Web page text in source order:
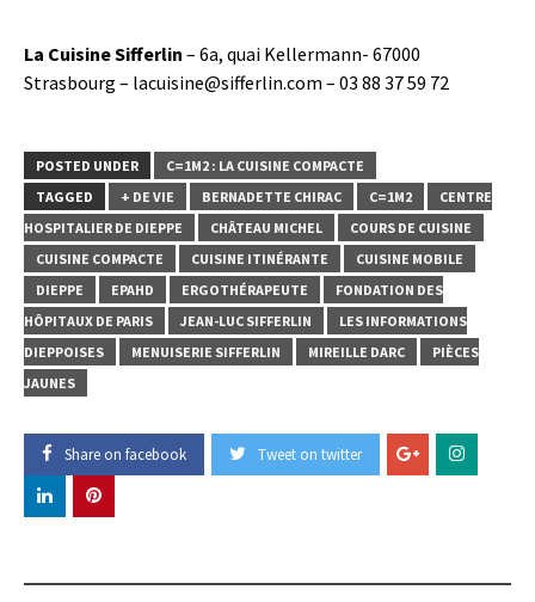
La Cuisine Sifferlin – 6a, quai Kellermann- 67000
Strasbourg – lacuisine@sifferlin.com – 03 88 37 59 72
POSTED UNDER
C=1M2 : LA CUISINE COMPACTE
TAGGED
+ DE VIE BERNADETTE CHIRAC C=1M2
CENTRE
HOSPITALIER DE DIEPPE
CHÂTEAU MICHEL
COURS DE CUISINE
CUISINE COMPACTE
CUISINE ITINÉRANTE
CUISINE MOBILE
DIEPPE
EPAHD ERGOTHÉRAPEUTE
FONDATION DES
HÔPITAUX DE PARIS
JEAN-LUC SIFFERLIN
LES INFORMATIONS
DIEPPOISES
MENUISERIE SIFFERLIN MIREILLE DARC
PIÈCES
JAUNES
Share on facebook Tweet on twitter